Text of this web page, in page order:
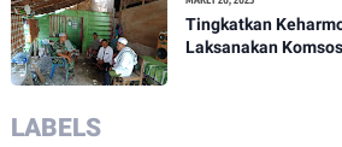
Tingkatkan
Laksanakan
LABELS